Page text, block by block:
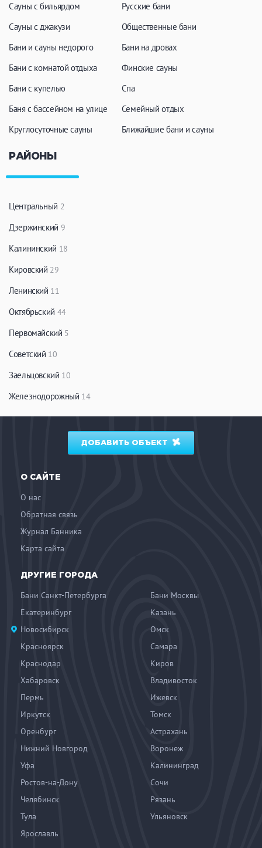
Сауны с бильярдом
Сауны с джакузи
Бани и сауны недорого
Бани с комнатой отдыха
Бани с купелью
Баня с бассейном на улице
Круглосуточные сауны
Русские бани
Общественные бани
Бани на дровах
Финские сауны
Спа
Семейный отдых
Ближайшие бани и сауны
РАЙОНЫ
Центральный 2
Дзержинский 9
Калининский 18
Кировский 29
Ленинский 11
Октябрьский 44
Первомайский 5
Советский 10
Заельцовский 10
Железнодорожный 14
ДОБАВИТЬ ОБЪЕКТ
О САЙТЕ
О нас
Обратная связь
Журнал Банника
Карта сайта
ДРУГИЕ ГОРОДА
Бани Санкт-Петербурга
Бани Москвы
Екатеринбург
Казань
Новосибирск
Омск
Красноярск
Самара
Краснодар
Киров
Хабаровск
Владивосток
Пермь
Ижевск
Иркутск
Томск
Оренбург
Астрахань
Нижний Новгород
Воронеж
Уфа
Калининград
Ростов-на-Дону
Сочи
Челябинск
Рязань
Тула
Ульяновск
Ярославль